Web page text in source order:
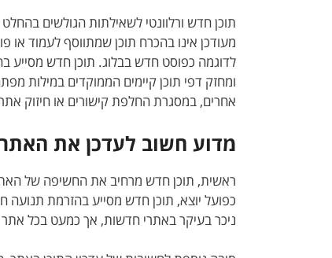
תוכן חדש ורלוונטי לשאילתות הגולשים
מעודכן אינו בהכרח תוכן שמתווסף לעמוד או
לדוגמה כפוסט חדש בבלוג. תוכן חדש
ומחזק דפי תוכן קיימים הממוקדים במילות
אחרים, במסגרת החלפת קישורים או חיזוק
מדוע חשוב לעדכן את
ראשית, תוכן חדש מרחיב את החשיפה של
כפועל יוצא, תוכן חדש מסייע בהזרמת
ניכר בעיקר באתרי חדשות, אך כמעט בכל אתר